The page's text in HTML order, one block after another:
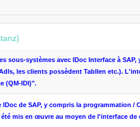
sous-systèmes avec IDoc Interface à SAP,
, les clients possèdent Tabllen etc.).
(QM-IDI)".
IDoc de SAP, y compris la programmation /
été mis en œuvre au moyen de l'interface de